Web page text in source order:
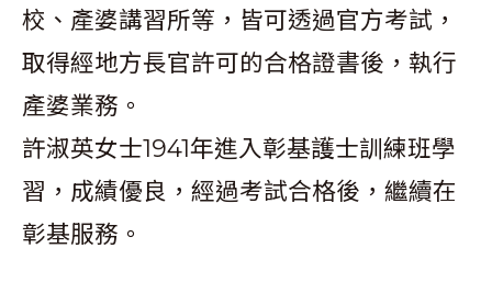
校、產婆講習所等，皆可透過官方考試，
取得經地方長官許可的合格證書後，執行
產婆業務。
許淑英女士1941年進入彰基護士訓練班學
習，成績優良，經過考試合格後，繼續在
彰基服務。